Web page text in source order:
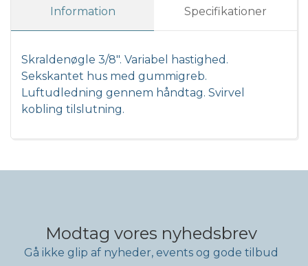
Information Specifikationer
Skraldenøgle 3/8". Variabel hastighed.
Sekskantet hus med gummigreb.
Luftudledning gennem håndtag. Svirvel
kobling tilslutning.
Modtag vores nyhedsbrev
Gå ikke glip af nyheder, events og gode tilbud